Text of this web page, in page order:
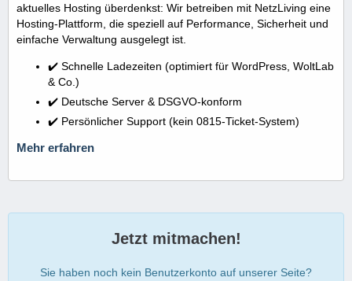
aktuelles Hosting überdenkst: Wir betreiben mit NetzLiving eine
Hosting-Plattform, die speziell auf Performance, Sicherheit und
einfache Verwaltung ausgelegt ist.
✔️ Schnelle Ladezeiten (optimiert für WordPress, WoltLab
& Co.)
✔️ Deutsche Server & DSGVO-konform
✔️ Persönlicher Support (kein 0815-Ticket-System)
Mehr erfahren
Jetzt mitmachen!
Sie haben noch kein Benutzerkonto auf unserer Seite?